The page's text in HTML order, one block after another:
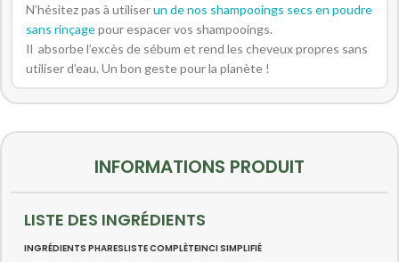
N’hésitez pas à utiliserun de nos shampooings secs en poudre
sans rinçagepour espacer vos shampooings.
Il absorbe l’excès de sébum et rend les cheveux propres sans
utiliser d’eau. Un bon geste pour la planète !
INFORMATIONS PRODUIT
LISTE DES INGRÉDIENTS
INGRÉDIENTS PHARESLISTE COMPLÈTEINCI SIMPLIFIÉ